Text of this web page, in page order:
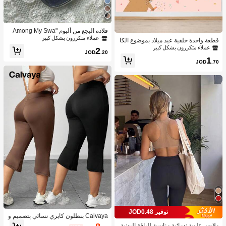
قطعة واحدة خلفية عيد ميلاد بموضوع الكا
بيبارا الوردي، ملصق خلفية كرتونية كابيبار
قة للاستخدام الداخلي والخارجي
عملاء متكررون بشكل كبير
JOD1.70
توفير JOD0.48
قلادة البجع من ألبوم "Among My Swa
n"، هدية لعشاق الموسيقى
عملاء متكررون بشكل كبير
JOD2.20
Calvaya بنطلون كابري نسائي بتصميم و
اسع مناسب لكبار الحجم، بلون أحادي وج